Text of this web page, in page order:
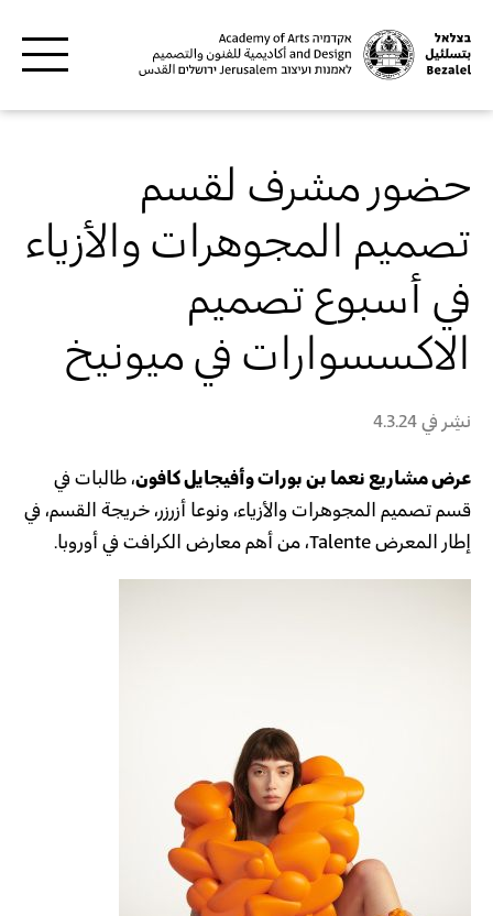
حضور مشرف لقسم
تصميم المجوهرات والأزياء
في أسبوع تصميم
الاكسسوارات في ميونيخ
نشِر في4.3.24
عرض مشاريع نعما بن بورات وأفيجايل كافون، طالبات في
قسم تصميم المجوهرات والأزياء، ونوعا أزرزر، خريجة القسم، في
إطار المعرض Talente، من أهم معارض الكرافت في أوروبا.